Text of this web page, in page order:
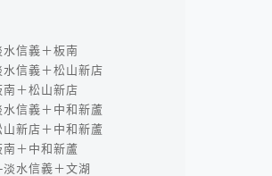
信義＋板南
信義＋松山新店
＋松山新店
信義＋中和新蘆
新店＋中和新蘆
＋中和新蘆
水信義＋文湖